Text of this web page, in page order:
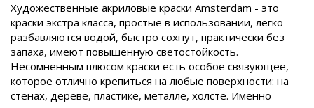
Художественные акриловые краски Amsterdam - это
краски экстра класса, простые в использовании, легко
разбавляются водой, быстро сохнут, практически без
запаха, имеют повышенную светостойкость.
Несомненным плюсом краски есть особое связующее,
которое отлично крепиться на любые поверхности: на
стенах, дереве, пластике, металле, холсте. Именно